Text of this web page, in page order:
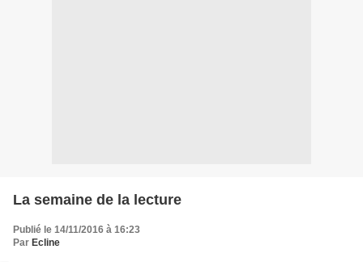
La semaine de la lecture
Publié le 14/11/2016 à 16:23
Par Ecline